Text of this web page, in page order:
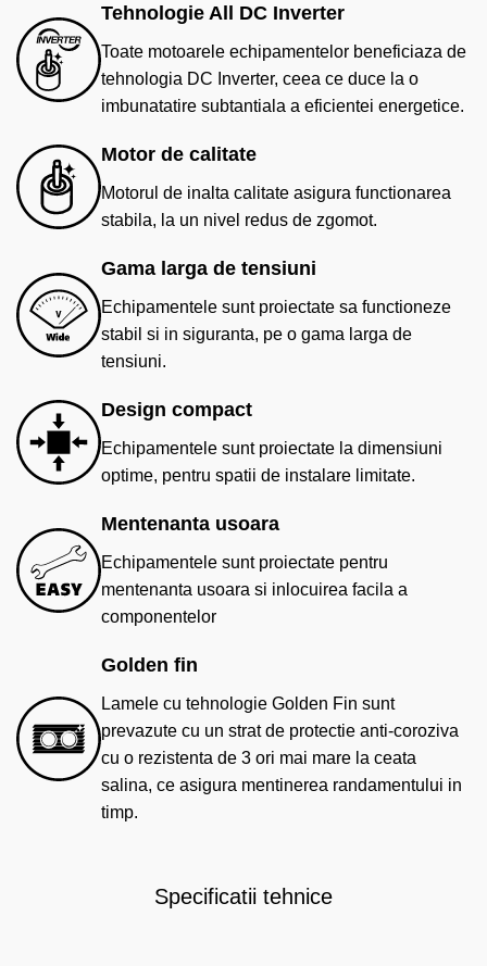
Tehnologie All DC Inverter
Toate motoarele echipamentelor beneficiaza de
tehnologia DC Inverter, ceea ce duce la o
imbunatatire subtantiala a eficientei energetice.
Motor de calitate
Motorul de inalta calitate asigura functionarea
stabila, la un nivel redus de zgomot.
Gama larga de tensiuni
Echipamentele sunt proiectate sa functioneze
stabil si in siguranta, pe o gama larga de
tensiuni.
Design compact
Echipamentele sunt proiectate la dimensiuni
optime, pentru spatii de instalare limitate.
Mentenanta usoara
Echipamentele sunt proiectate pentru
mentenanta usoara si inlocuirea facila a
componentelor
Golden fin
Lamele cu tehnologie Golden Fin sunt
prevazute cu un strat de protectie anti-coroziva
cu o rezistenta de 3 ori mai mare la ceata
salina, ce asigura mentinerea randamentului in
timp.
Specificatii tehnice